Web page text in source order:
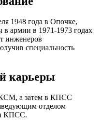
1948 года в Опочке,
в армии в 1971-1973 годах
инженеров
специальность
карьеры
а затем в КПСС
отделом
КПСС.